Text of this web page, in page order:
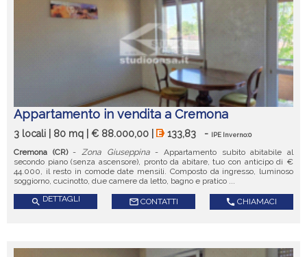
Appartamento in vendita a Cremona
3 locali | 80 mq | € 88.000,00 | 133,83 - IPE Inverno:0
Cremona (CR)-Zona Giuseppina- Appartamento subito abitabile al
secondo piano (senza ascensore), pronto da abitare, tuo con anticipo di €
44.000, il resto in comode date mensili. Composto da ingresso, luminoso
soggiorno, cucinotto, due camere da letto, bagno e pratico ...
search DETTAGLI mail_outline CONTATTI call CHIAMACI